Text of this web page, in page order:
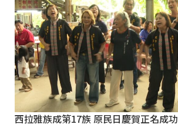
西拉雅族成第17族 原民日慶賀正名成功